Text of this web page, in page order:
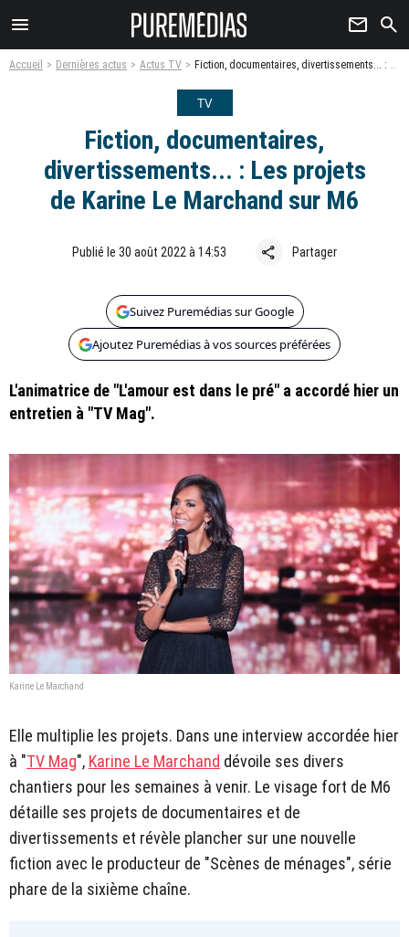
menu newsletter search
Accueil Dernières actus Actus TV Fiction, documentaires, divertissements... : Les projets de Karine Le Marchand sur M6
TV
Fiction, documentaires,
divertissements... : Les projets
de Karine Le Marchand sur M6
Publié le 30 août 2022 à 14:53 share Partager
Suivez Puremédias sur Google
Ajoutez Puremédias à vos sources préférées
L'animatrice de "L'amour est dans le pré" a accordé hier un
entretien à "TV Mag".
Karine Le Marchand
Elle multiplie les projets. Dans une interview accordée hier
à "TV Mag", Karine Le Marchand dévoile ses divers
chantiers pour les semaines à venir. Le visage fort de M6
détaille ses projets de documentaires et de
divertissements et révèle plancher sur une nouvelle
fiction avec le producteur de "Scènes de ménages", série
phare de la sixième chaîne.